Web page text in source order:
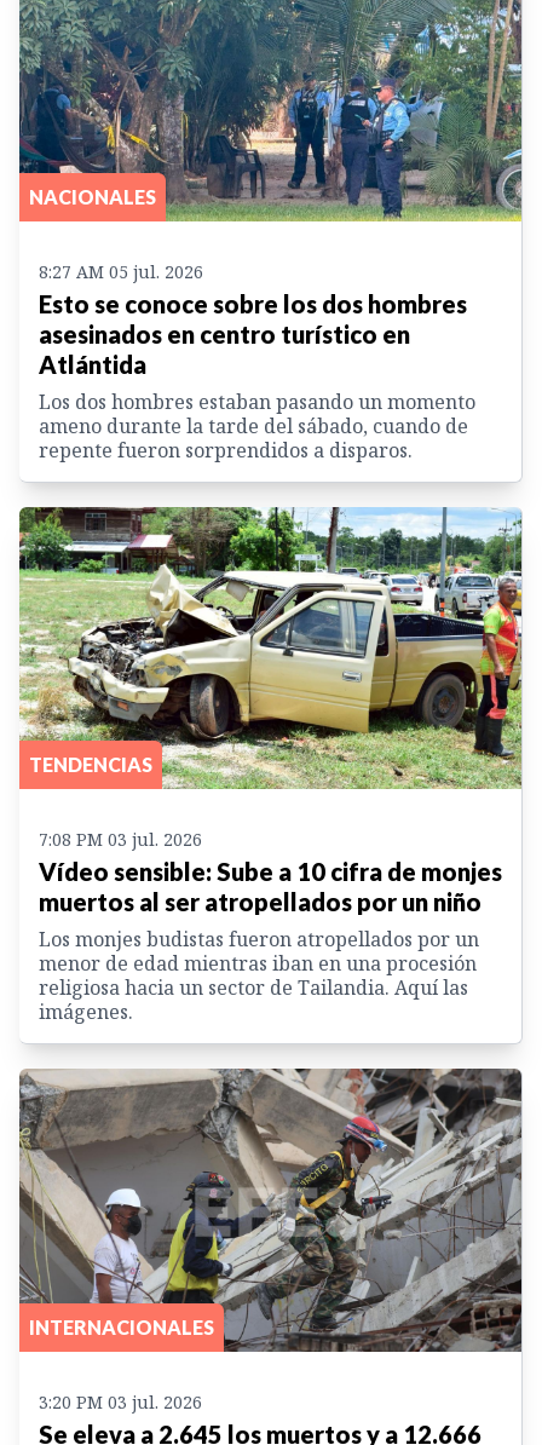
NACIONALES
8:27 AM 05 jul. 2026
Esto se conoce sobre los dos hombres
asesinados en centro turístico en
Atlántida
Los dos hombres estaban pasando un momento
ameno durante la tarde del sábado, cuando de
repente fueron sorprendidos a disparos.
TENDENCIAS
7:08 PM 03 jul. 2026
Vídeo sensible: Sube a 10 cifra de monjes
muertos al ser atropellados por un niño
Los monjes budistas fueron atropellados por un
menor de edad mientras iban en una procesión
religiosa hacia un sector de Tailandia. Aquí las
imágenes.
INTERNACIONALES
3:20 PM 03 jul. 2026
Se eleva a 2.645 los muertos y a 12.666